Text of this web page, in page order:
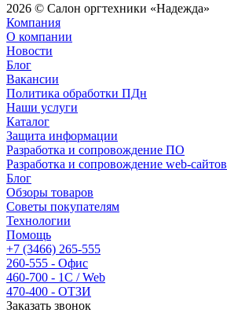
2026 © Салон оргтехники «Надежда»
Компания
О компании
Новости
Блог
Вакансии
Политика обработки ПДн
Наши услуги
Каталог
Защита информации
Разработка и сопровождение ПО
Разработка и сопровождение web-сайтов
Блог
Обзоры товаров
Советы покупателям
Технологии
Помощь
+7 (3466) 265-555
260-555 - Офис
460-700 - 1C / Web
470-400 - ОТЗИ
Заказать звонок